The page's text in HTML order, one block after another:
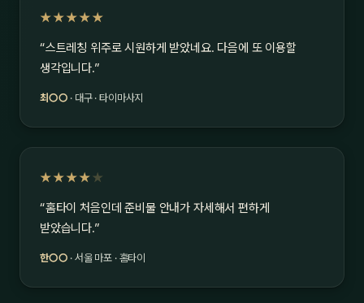
★★★★★
“스트레칭 위주로 시원하게 받았네요. 다음에 또 이용할
생각입니다.”
최○○ · 대구 · 타이마사지
★★★★ ★
“홈타이 처음인데 준비물 안내가 자세해서 편하게
받았습니다.”
한○○ · 서울 마포 · 홈타이